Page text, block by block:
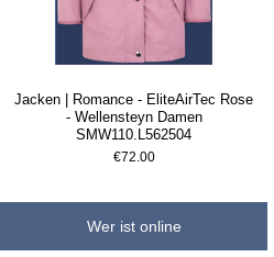
Jacken | Romance - EliteAirTec Rose
- Wellensteyn Damen
SMW110.L562504
€72.00
Wer ist online